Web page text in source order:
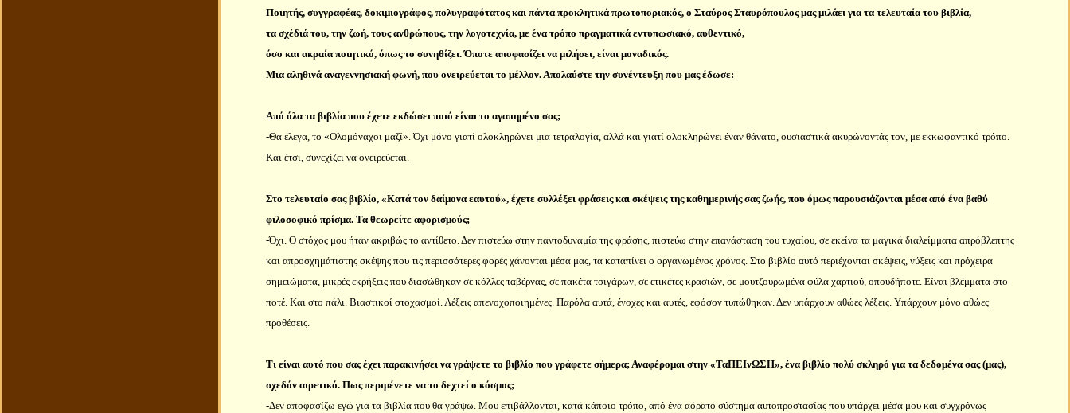
Ποιητής, συγγραφέας, δοκιμιογράφος, πολυγραφότατος και πάντα προκλητικά πρωτοποριακός, ο Σταύρος Σταυρόπουλος μας μιλάει για τα τελευταία του βιβλία,
τα σχέδιά του, την ζωή, τους ανθρώπους, την λογοτεχνία, με ένα τρόπο πραγματικά εντυπωσιακό, αυθεντικό,
όσο και ακραία ποιητικό, όπως το συνηθίζει. Όποτε αποφασίζει να μιλήσει, είναι μοναδικός.
Μια αληθινά αναγεννησιακή φωνή, που ονειρεύεται το μέλλον. Απολαύστε την συνέντευξη που μας έδωσε:
Από όλα τα βιβλία που έχετε εκδώσει ποιό είναι το αγαπημένο σας;
-Θα έλεγα, το «Ολομόναχοι μαζί». Όχι μόνο γιατί ολοκληρώνει μια τετραλογία, αλλά και γιατί ολοκληρώνει έναν θάνατο, ουσιαστικά ακυρώνοντάς τον, με εκκωφαντικό τρόπο.
Και έτσι, συνεχίζει να ονειρεύεται.
Στο τελευταίο σας βιβλίο, «Κατά τον δαίμονα εαυτού», έχετε συλλέξει φράσεις και σκέψεις της καθημερινής σας ζωής, που όμως παρουσιάζονται μέσα από ένα βαθύ
φιλοσοφικό πρίσμα. Τα θεωρείτε αφορισμούς;
-Όχι. Ο στόχος μου ήταν ακριβώς το αντίθετο. Δεν πιστεύω στην παντοδυναμία της φράσης, πιστεύω στην επανάσταση του τυχαίου, σε εκείνα τα μαγικά διαλείμματα απρόβλεπτης
και απροσχημάτιστης σκέψης που τις περισσότερες φορές χάνονται μέσα μας, τα καταπίνει ο οργανωμένος χρόνος. Στο βιβλίο αυτό περιέχονται σκέψεις, νύξεις και πρόχειρα
σημειώματα, μικρές εκρήξεις που διασώθηκαν σε κόλλες ταβέρνας, σε πακέτα τσιγάρων, σε ετικέτες κρασιών, σε μουτζουρωμένα φύλα χαρτιού, οπουδήποτε. Είναι βλέμματα στο
ποτέ. Και στο πάλι. Βιαστικοί στοχασμοί. Λέξεις απενοχοποιημένες. Παρόλα αυτά, ένοχες και αυτές, εφόσον τυπώθηκαν. Δεν υπάρχουν αθώες λέξεις. Υπάρχουν μόνο αθώες
προθέσεις.
Τι είναι αυτό που σας έχει παρακινήσει να γράψετε το βιβλίο που γράφετε σήμερα; Αναφέρομαι στην «ΤαΠΕΙνΩΣΗ», ένα βιβλίο πολύ σκληρό για τα δεδομένα σας (μας),
σχεδόν αιρετικό.Πως περιμένετε να το δεχτεί ο κόσμος;
-Δεν αποφασίζω εγώ για τα βιβλία που θα γράψω. Μου επιβάλλονται, κατά κάποιο τρόπο, από ένα αόρατο σύστημα αυτοπροστασίας που υπάρχει μέσα μου και συγχρόνως